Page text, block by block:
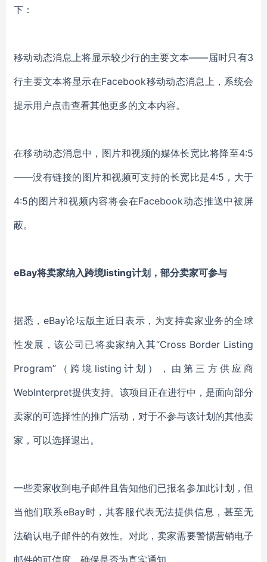
下：
移动动态消息上将显示较少行的主要文本——届时只有3
行主要文本将显示在Facebook移动动态消息上，系统会
提示用户点击查看其他更多的文本内容。
在移动动态消息中，图片和视频的媒体长宽比将降至4:5
——没有链接的图片和视频可支持的长宽比是4:5，大于
4:5的图片和视频内容将会在Facebook动态推送中被屏
蔽。
eBay将卖家纳入跨境listing计划，部分卖家可参与
据悉，eBay论坛版主近日表示，为支持卖家业务的全球
性发展，该公司已将卖家纳入其“Cross Border Listing
Program”（跨境listing计划），由第三方供应商
WebInterpret提供支持。该项目正在进行中，是面向部分
卖家的可选择性的推广活动，对于不参与该计划的其他卖
家，可以选择退出。
一些卖家收到电子邮件且告知他们已报名参加此计划，但
当他们联系eBay时，其客服代表无法提供信息，甚至无
法确认电子邮件的有效性。对此，卖家需要警惕营销电子
邮件的可信度，确保是否为真实通知。